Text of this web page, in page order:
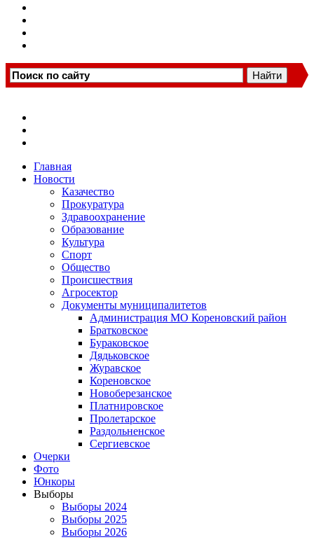
Главная
Новости
Казачество
Прокуратура
Здравоохранение
Образование
Культура
Спорт
Общество
Происшествия
Агросектор
Документы муниципалитетов
Администрация МО Кореновский район
Братковское
Бураковское
Дядьковское
Журавское
Кореновское
Новоберезанское
Платнировское
Пролетарское
Раздольненское
Сергиевское
Очерки
Фото
Юнкоры
Выборы
Выборы 2024
Выборы 2025
Выборы 2026